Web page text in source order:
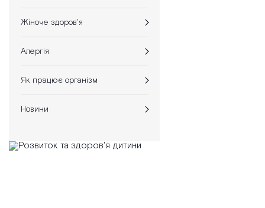
Жіноче здоров'я
Алергія
Як працює організм
Новини